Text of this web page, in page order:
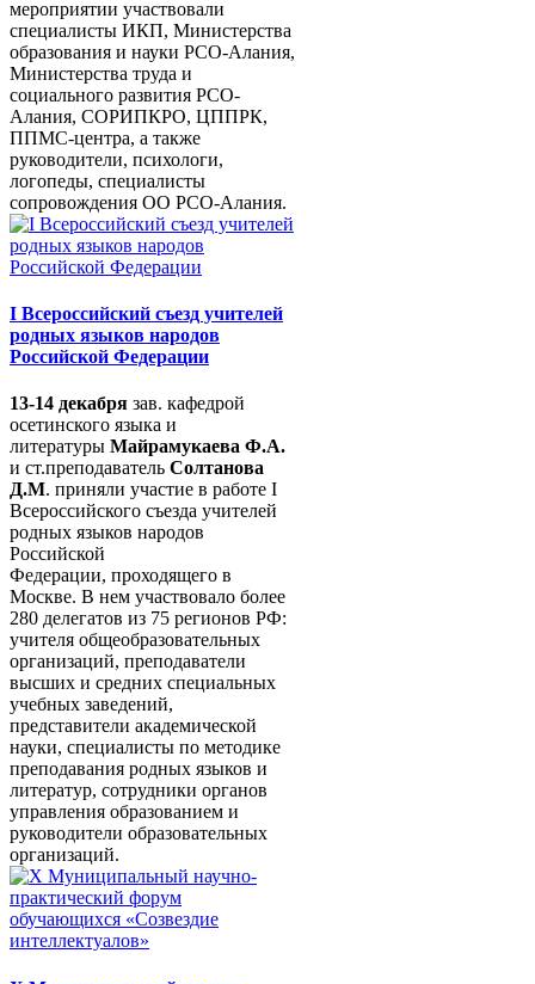
мероприятии участвовали
специалисты ИКП, Министерства
образования и науки РСО-Алания,
Министерства труда и
социального развития РСО-
Алания, СОРИПКРО, ЦППРК,
ППМС-центра, а также
руководители, психологи,
логопеды, специалисты
сопровождения ОО РСО-Алания.
I Всероссийский съезд учителей
родных языков народов
Российской Федерации
13-14 декабря зав. кафедрой
осетинского языка и
литературы Майрамукаева Ф.А.
и ст.преподаватель Солтанова
Д.М. приняли участие в работе I
Всероссийского съезда учителей
родных языков народов
Российской
Федерации, проходящего в
Москве. В нем участвовало более
280 делегатов из 75 регионов РФ:
учителя общеобразовательных
организаций, преподаватели
высших и средних специальных
учебных заведений,
представители академической
науки, специалисты по методике
преподавания родных языков и
литератур, сотрудники органов
управления образованием и
руководители образовательных
организаций.